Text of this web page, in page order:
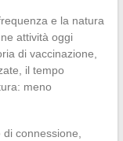
e la natura
attività oggi
di vaccinazione,
il tempo
meno
connessione,